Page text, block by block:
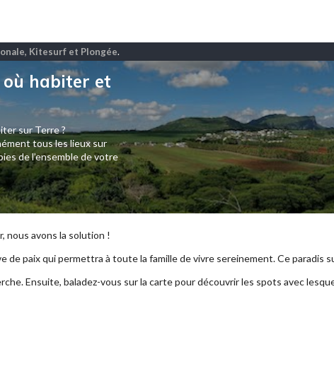
Kitesurf et Plongée.
habiter et
sur Terre ?
tous les lieux sur
de l’ensemble de votre
nous avons la solution !
de paix qui permettra à toute la famille de vivre sereinement. Ce
Ensuite, baladez-vous sur la carte pour découvrir les spots avec